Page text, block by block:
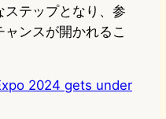
テップとなり、参
ンスが開かれるこ
2024 gets under